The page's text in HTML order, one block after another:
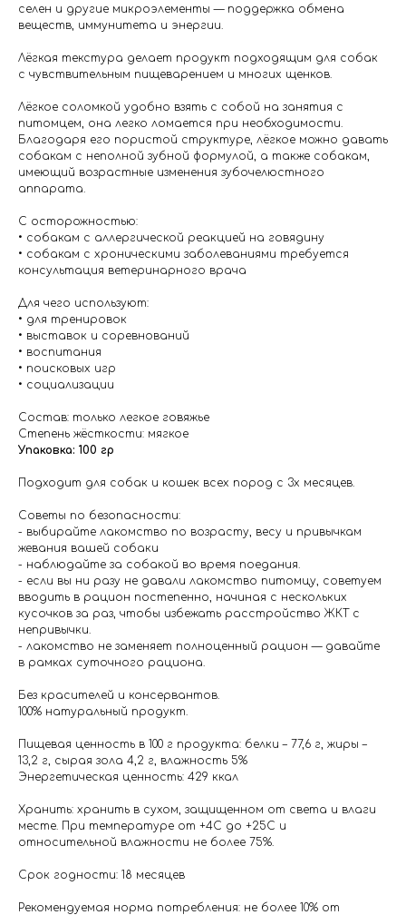
селен и другие микроэлементы — поддержка обмена
веществ, иммунитета и энергии.
Лёгкая текстура делает продукт подходящим для собак
с чувствительным пищеварением и многих щенков.
Лёгкое соломкой удобно взять с собой на занятия с
питомцем, она легко ломается при необходимости.
Благодаря его пористой структуре, лёгкое можно давать
собакам с неполной зубной формулой, а также собакам,
имеющий возрастные изменения зубочелюстного
аппарата.
С осторожностью:
• собакам с аллергической реакцией на говядину
• собакам с хроническими заболеваниями требуется
консультация ветеринарного врача
Для чего используют:
• для тренировок
• выставок и соревнований
• воспитания
• поисковых игр
• социализации
Состав: только легкое говяжье
Степень жёсткости: мягкое
Упаковка: 100 гр
Подходит для собак и кошек всех пород с 3х месяцев.
Советы по безопасности:
- выбирайте лакомство по возрасту, весу и привычкам
жевания вашей собаки
- наблюдайте за собакой во время поедания.
- если вы ни разу не давали лакомство питомцу, советуем
вводить в рацион постепенно, начиная с нескольких
кусочков за раз, чтобы избежать расстройство ЖКТ с
непривычки.
- лакомство не заменяет полноценный рацион — давайте
в рамках суточного рациона.
Без красителей и консервантов.
100% натуральный продукт.
Пищевая ценность в 100 г продукта: белки – 77,6 г, жиры –
13,2 г, сырая зола 4,2 г, влажность 5%
Энергетическая ценность: 429 ккал
Хранить: хранить в сухом, защищенном от света и влаги
месте. При температуре от +4С до +25С и
относительной влажности не более 75%.
Срок годности: 18 месяцев
Рекомендуемая норма потребления: не более 10% от